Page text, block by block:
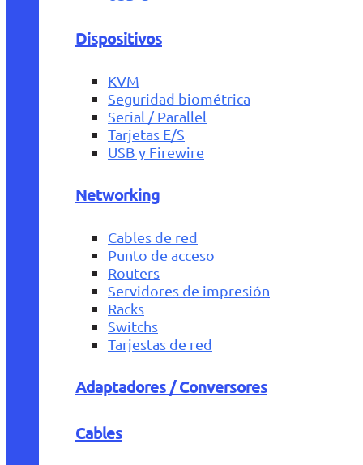
Dispositivos
KVM
Seguridad biométrica
Serial / Parallel
Tarjetas E/S
USB y Firewire
Networking
Cables de red
Punto de acceso
Routers
Servidores de impresión
Racks
Switchs
Tarjestas de red
Adaptadores / Conversores
Cables